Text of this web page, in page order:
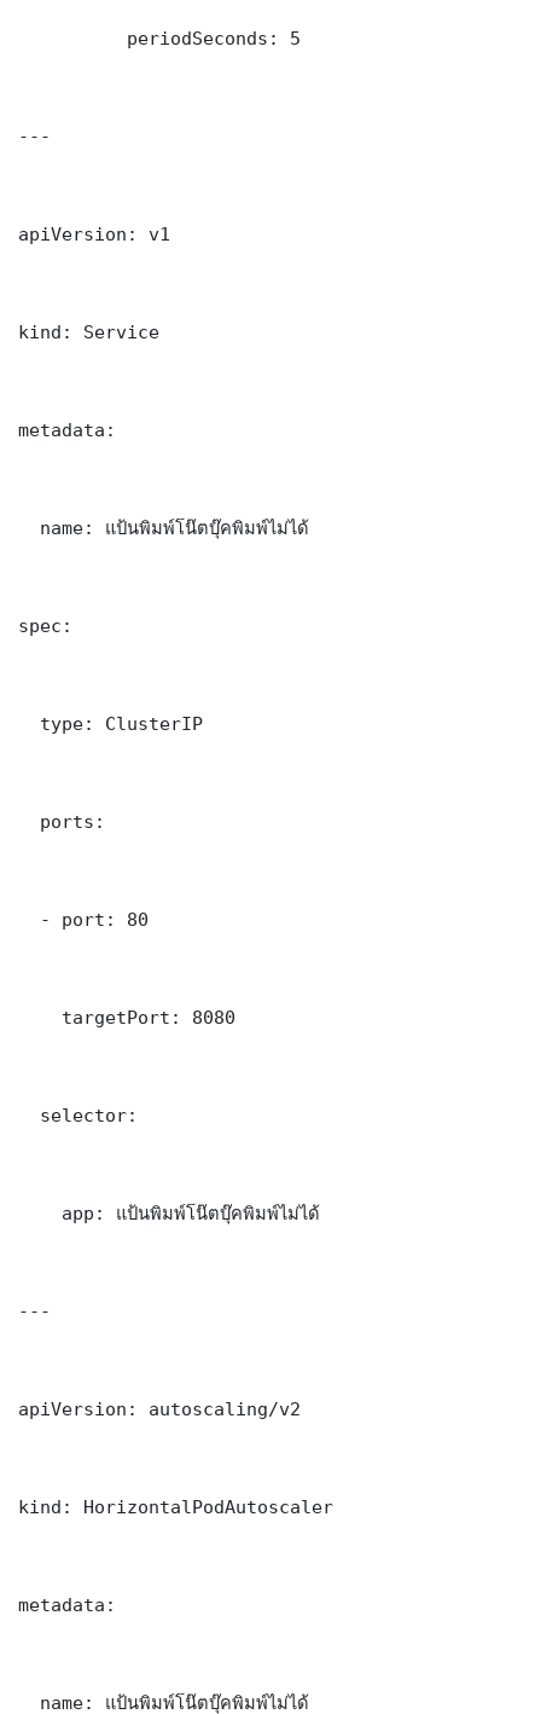
          periodSeconds: 5
---
apiVersion: v1
kind: Service
metadata:
  name: แป้นพิมพ์โน๊ตบุ๊คพิมพ์ไม่ได้
spec:
  type: ClusterIP
  ports:
  - port: 80
    targetPort: 8080
  selector:
    app: แป้นพิมพ์โน๊ตบุ๊คพิมพ์ไม่ได้
---
apiVersion: autoscaling/v2
kind: HorizontalPodAutoscaler
metadata:
  name: แป้นพิมพ์โน๊ตบุ๊คพิมพ์ไม่ได้